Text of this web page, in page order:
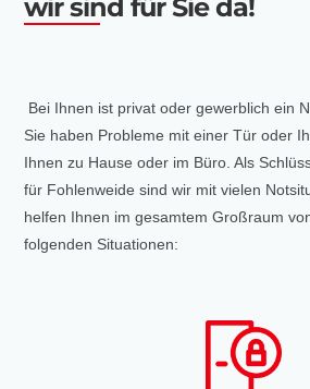
wir sind für Sie da!
Bei Ihnen ist privat oder gewerblich ein
Sie haben Probleme mit einer Tür oder
Ihnen zu Hause oder im Büro. Als
für Fohlenweide sind wir mit vielen
helfen Ihnen im gesamtem Großraum
folgenden Situationen: